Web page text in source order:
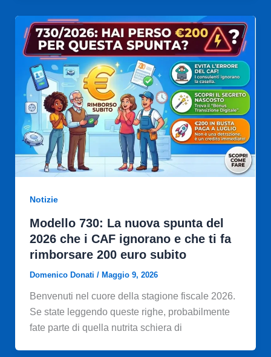
Notizie
Modello 730: La nuova spunta del
2026 che i CAF ignorano e che ti fa
rimborsare 200 euro subito
Domenico Donati / Maggio 9, 2026
Benvenuti nel cuore della stagione fiscale 2026.
Se state leggendo queste righe, probabilmente
fate parte di quella nutrita schiera di